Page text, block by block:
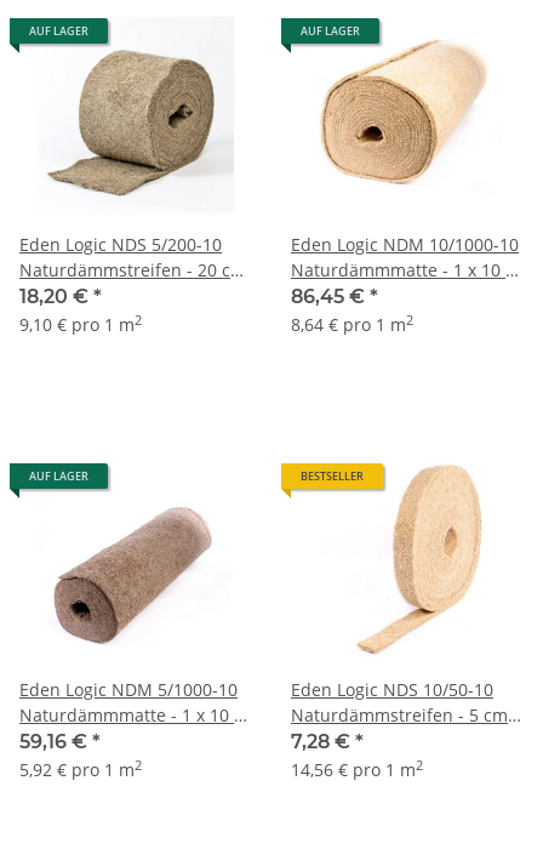
AUF LAGER
Eden Logic NDS 5/200-10
Naturdämmstreifen - 20 cm
x 10 m Rolle (5 mm)
18,20 € *
9,10 € pro 1 m2
AUF LAGER
Eden Logic NDM 10/1000-10
Naturdämmmatte - 1 x 10 m
Rolle (10 mm)
86,45 € *
8,64 € pro 1 m2
AUF LAGER
Eden Logic NDM 5/1000-10
Naturdämmmatte - 1 x 10 m
Rolle (5 mm)
59,16 € *
5,92 € pro 1 m2
BESTSELLER
Eden Logic NDS 10/50-10
Naturdämmstreifen - 5 cm x
10 m Rolle (10 mm)
7,28 € *
14,56 € pro 1 m2